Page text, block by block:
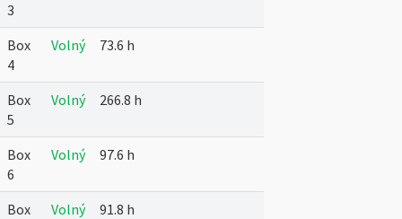
3
Box
4
Volný 73.6 h
Box
5
Volný 266.8 h
Box
6
Volný 97.6 h
Box
Volný 91.8 h